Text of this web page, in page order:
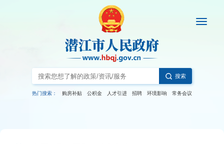
搜索
热门搜索： 购房补贴 公积金 人才引进 招聘 环境影响 常务会议